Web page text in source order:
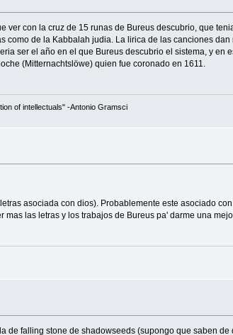
ver con la cruz de 15 runas de Bureus descubrio, que
como de la Kabbalah judia. La lirica de las canciones dan
ser el año en el que Bureus descubrio el sistema, y en
(Mitternachtslöwe) quien fue coronado en 1611.
of intellectuals" -Antonio Gramsci
asociada con dios). Probablemente este asociado
las letras y los trabajos de Bureus pa' darme una
de falling stone de shadowseeds (supongo que saben